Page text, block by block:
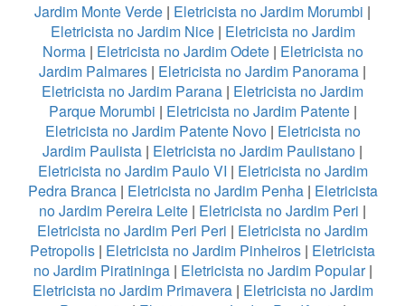
Jardim Monte Verde | Eletricista no Jardim Morumbi |
Eletricista no Jardim Nice| Eletricista no Jardim
Norma| Eletricista no Jardim Odete| Eletricista no
Jardim Palmares | Eletricista no Jardim Panorama |
Eletricista no Jardim Parana | Eletricista no Jardim
Parque Morumbi | Eletricista no Jardim Patente|
Eletricista no Jardim Patente Novo| Eletricista no
Jardim Paulista | Eletricista no Jardim Paulistano |
Eletricista no Jardim Paulo VI | Eletricista no Jardim
Pedra Branca| Eletricista no Jardim Penha| Eletricista
no Jardim Pereira Leite | Eletricista no Jardim Peri |
Eletricista no Jardim Peri Peri | Eletricista no Jardim
Petropolis | Eletricista no Jardim Pinheiros | Eletricista
no Jardim Piratininga| Eletricista no Jardim Popular|
Eletricista no Jardim Primavera| Eletricista no Jardim